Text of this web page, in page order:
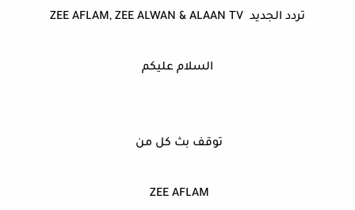
تردد الجديد ZEE AFLAM, ZEE ALWAN & ALAAN TV
السلام عليكم
توقف بث كل من
ZEE AFLAM